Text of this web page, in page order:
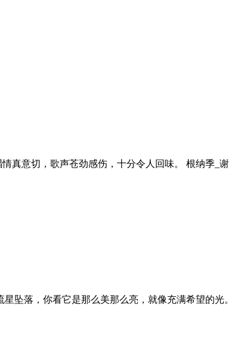
真意切，歌声苍劲感伤，十分令人回味。 根纳季_谢
坠落，你看它是那么美那么亮，就像充满希望的光。